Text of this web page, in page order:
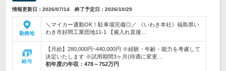
情報更新日：2026/07/14 終了予定日：2026/10/29
勤務地
＼マイカー通勤OK！駐車場完備◎／ 《いわき本社》福島県い
わき市好間工業団地11-1 【雇入れ直後…
給与
【月給】280,000円~440,000円 ※経験・年齢・能力を考慮して
決定いたします ※試用期間3ヶ月(待遇に変更…
初年度の年収： 478～752万円